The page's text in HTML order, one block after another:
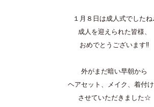
１月８日は成人式でしたね
成人を迎えられた皆様、
おめでとうございます‼
外がまだ暗い早朝から
ヘアセット、メイク、着付
させていただきました☆